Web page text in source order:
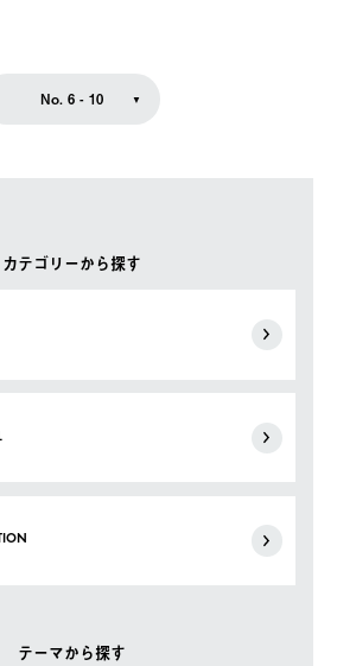
カテゴリーから探す
テーマから探す
No. 6 - 10